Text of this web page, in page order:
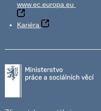
www.ec.europa.eu
Kariéra